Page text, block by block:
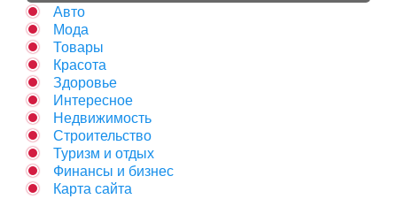
Авто
Мода
Товары
Красота
Здоровье
Интересное
Недвижимость
Строительство
Туризм и отдых
Финансы и бизнес
Карта сайта